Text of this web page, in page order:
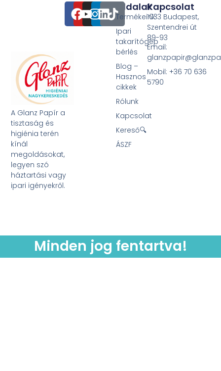
A Glanz Papír a
tisztaság és
higiénia terén
kínál
megoldásokat,
legyen szó
háztartási vagy
ipari igényekről.
Oldalak
Termékeink
Ipari
takarítógép
bérlés
Blog –
Hasznos
cikkek
Rólunk
Kapcsolat
Kereső🔍
ÁSZF
Kapcsolat
1033 Budapest,
Szentendrei út
89-93
Email:
Mobil: +36 70 636
5790
Minden jog fentartva!